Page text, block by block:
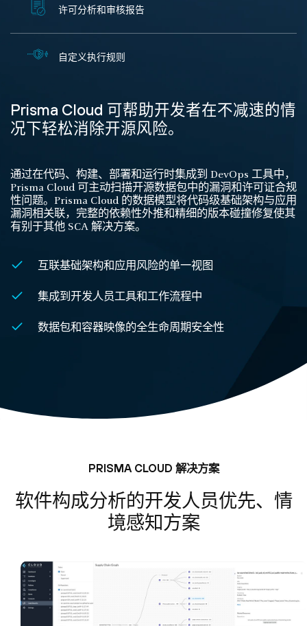
Prisma Cloud 可帮助开发者在不减速的情
况下轻松消除开源风险。
通过在代码、构建、部署和运行时集成到 DevOps 工具中，
Prisma Cloud 可主动扫描开源数据包中的漏洞和许可证合规
性问题。Prisma Cloud 的数据模型将代码级基础架构与应用
漏洞相关联，完整的依赖性外推和精细的版本碰撞修复使其
有别于其他 SCA 解决方案。
互联基础架构和应用风险的单一视图
集成到开发人员工具和工作流程中
数据包和容器映像的全生命周期安全性
许可分析和审核报告
自定义执行规则
PRISMA CLOUD 解决方案
软件构成分析的开发人员优先、情
境感知方案